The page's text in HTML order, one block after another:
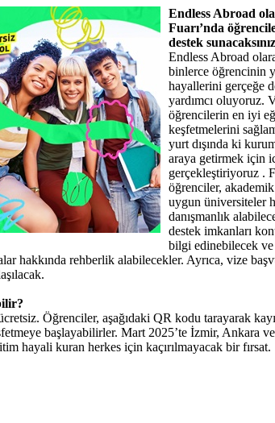
Endless Abroad
Fuarı’nda
destek
Endless Abroad
binlerce öğrencinin
hayallerini gerçeğe
yardımcı oluyoruz.
öğrencilerin en iyi
keşfetmelerini
yurt dışında ki
araya getirmek için
gerçekleştiriyoruz .
öğrenciler,
uygun üniversiteler
danışmanlık
destek imkanları
bilgi edinebilecek ve
hakkında rehberlik alabilecekler. Ayrıca, vize
Öğrenciler, aşağıdaki QR kodu tarayarak
başlayabilirler. Mart 2025’te İzmir, Ankara
hayali kuran herkes için kaçırılmayacak bir fırsat.